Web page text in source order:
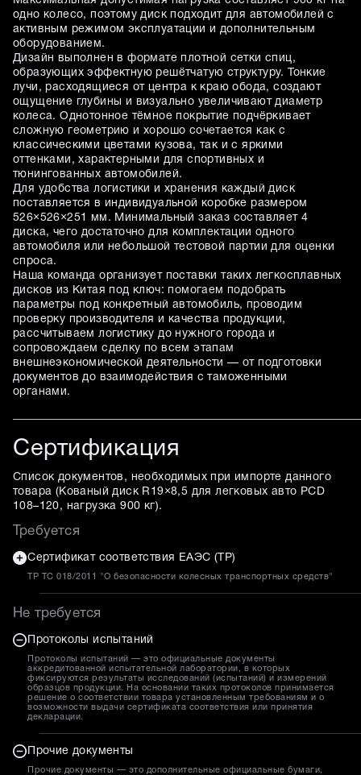
одно колесо, поэтому диск подходит для автомобилей с
активным режимом эксплуатации и дополнительным
оборудованием.
Дизайн выполнен в формате плотной сетки спиц,
образующих эффектную решётчатую структуру. Тонкие
лучи, расходящиеся от центра к краю обода, создают
ощущение глубины и визуально увеличивают диаметр
колеса. Однотонное тёмное покрытие подчёркивает
сложную геометрию и хорошо сочетается как с
классическими цветами кузова, так и с яркими
оттенками, характерными для спортивных и
тюнингованных автомобилей.
Для удобства логистики и хранения каждый диск
поставляется в индивидуальной коробке размером
526×526×251 мм. Минимальный заказ составляет 4
диска, чего достаточно для комплектации одного
автомобиля или небольшой тестовой партии для оценки
спроса.
Наша команда организует поставки таких легкосплавных
дисков из Китая под ключ: помогаем подобрать
параметры под конкретный автомобиль, проводим
проверку производителя и качества продукции,
рассчитываем логистику до нужного города и
сопровождаем сделку по всем этапам
внешнеэкономической деятельности — от подготовки
документов до взаимодействия с таможенными
органами.
Сертификация
Список документов, необходимых при импорте данного
товара ( Кованый диск R19×8,5 для легковых авто PCD
108–120, нагрузка 900 кг).
Требуется
Сертификат соответствия ЕАЭС (ТР)
ТР ТС 018/2011 "О безопасности колесных транспортных средств"
Не требуется
Протоколы испытаний
Протоколы испытаний — это официальные документы
аккредитованной испытательной лаборатории, в которых
фиксируются результаты исследований (испытаний) и измерений
образцов продукции. На основании таких протоколов принимается
решение о соответствии товара установленным требованиям и о
возможности выдачи сертификата соответствия или принятия
декларации.
Прочие документы
Прочие документы — это дополнительные официальные бумаги,